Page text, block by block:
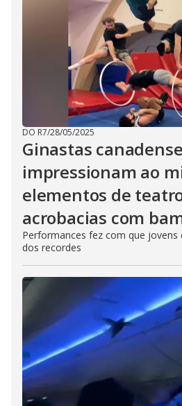
DO R7/28/05/2025
Ginastas
impressionam ao
elementos de
acrobacias com
Performances fez com que jovens
dos recordes